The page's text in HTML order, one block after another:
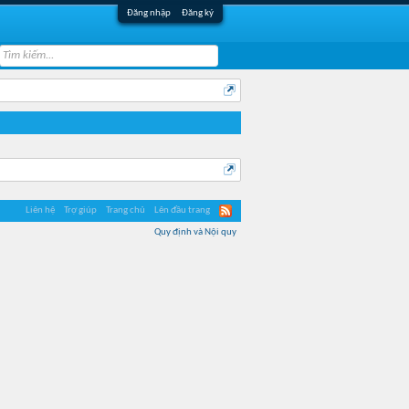
Đăng nhập Đăng ký
Liên hệ Trợ giúp Trang chủ Lên đầu trang
Quy định và Nội quy